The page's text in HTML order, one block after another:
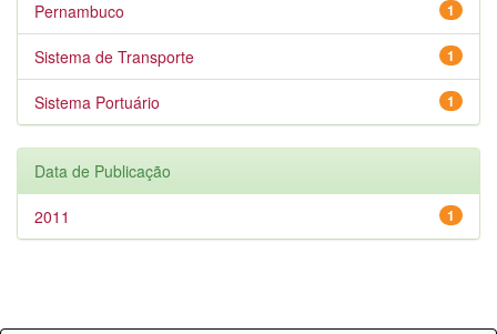
1
Pernambuco
1
Sistema de Transporte
1
Sistema Portuário
Data de Publicação
1
2011